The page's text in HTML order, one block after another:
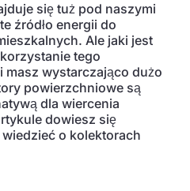
się tuż pod naszymi
źródło energii do
Ale jaki jest
tego
masz wystarczająco dużo
powierzchniowe są
dla wiercenia
dowiesz się
o kolektorach